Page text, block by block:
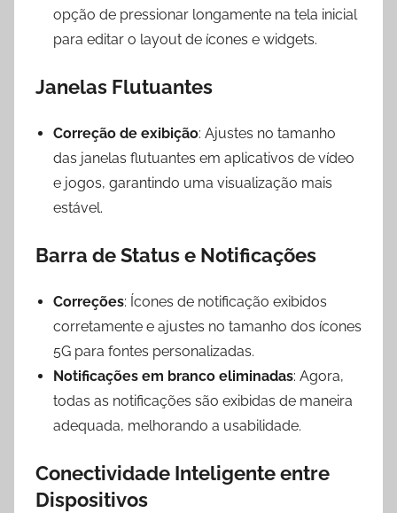
opção de pressionar longamente na tela inicial
para editar o layout de ícones e widgets.
Janelas Flutuantes
Correção de exibição: Ajustes no tamanho
das janelas flutuantes em aplicativos de vídeo
e jogos, garantindo uma visualização mais
estável.
Barra de Status e Notificações
Correções: Ícones de notificação exibidos
corretamente e ajustes no tamanho dos ícones
5G para fontes personalizadas.
Notificações em branco eliminadas: Agora,
todas as notificações são exibidas de maneira
adequada, melhorando a usabilidade.
Conectividade Inteligente entre
Dispositivos